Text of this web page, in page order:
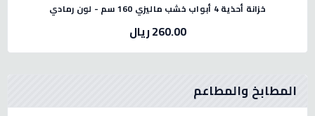
خزانة أحذية 4 أبواب خشب ماليزي 160 سم - لون رمادي
260.00 ريال
المطابخ والمطاعم